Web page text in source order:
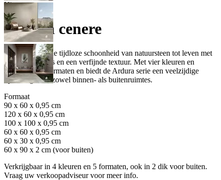
Nieuw
Ardura cenere
Ardura brengt de tijdloze schoonheid van natuursteen tot leven met
subtiele nuances en een verfijnde textuur. Met vier kleuren en
verschillende formaten en biedt de Ardura serie een veelzijdige
oplossing voor zowel binnen- als buitenruimtes.
Formaat
90 x 60 x 0,95 cm
120 x 60 x 0,95 cm
100 x 100 x 0,95 cm
60 x 60 x 0,95 cm
60 x 30 x 0,95 cm
60 x 90 x 2 cm (voor buiten)
Verkrijgbaar in 4 kleuren en 5 formaten, ook in 2 dik voor buiten.
Vraag uw verkoopadviseur voor meer info.